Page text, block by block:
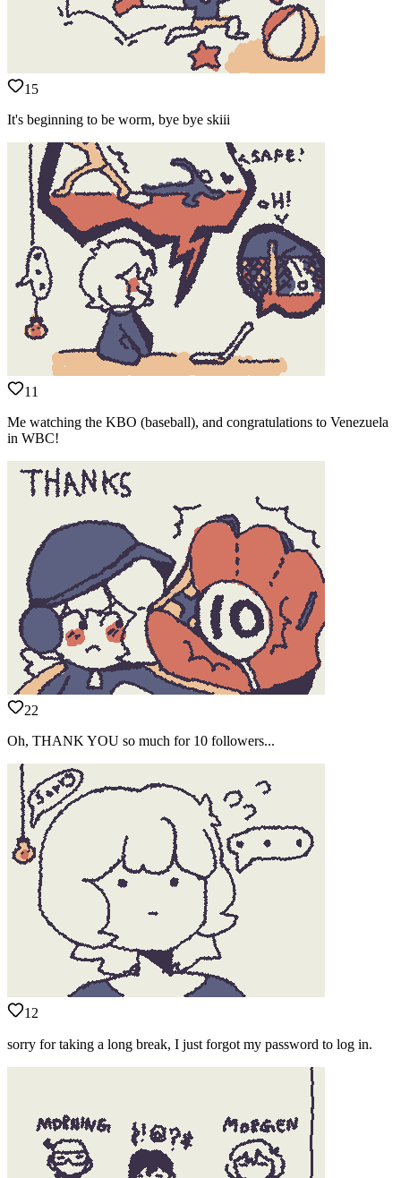
15
It's beginning to be worm, bye bye skiii
11
Me watching the KBO (baseball), and congratulations to Venezuela
in WBC!
22
Oh, THANK YOU so much for 10 followers...
12
sorry for taking a long break, I just forgot my password to log in.